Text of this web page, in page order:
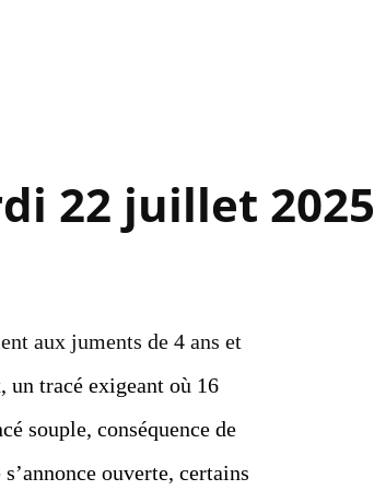
22 juillet 2025
aux juments de 4 ans et
un tracé exigeant où 16
souple, conséquence de
ouverte, certains